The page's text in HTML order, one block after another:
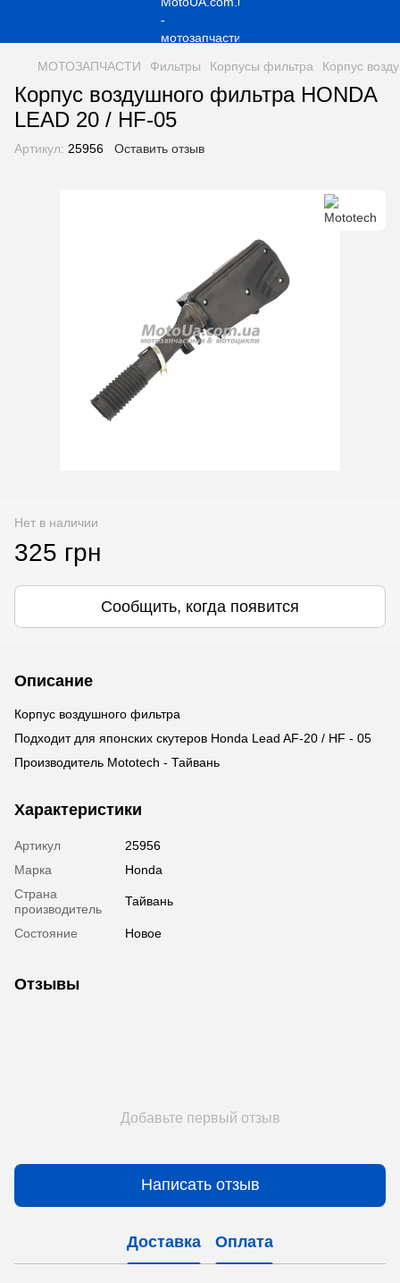
МОТОЗАПЧАСТИ Фильтры Корпусы фильтра Корпус
Корпус воздушного фильтра HONDA
LEAD 20 / HF-05
Артикул: 25956 Оставить отзыв
Нет в наличии
325 грн
Сообщить, когда появится
Описание
Корпус воздушного фильтра
Подходит для японских скутеров Honda Lead AF-20 / HF - 05
Производитель Mototech - Тайвань
Характеристики
Артикул
25956
Марка
Honda
Страна
производитель
Тайвань
Состояние Новое
Отзывы
Добавьте первый отзыв
Написать отзыв
Доставка Оплата